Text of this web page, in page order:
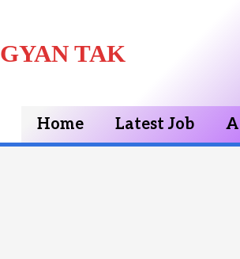
GYAN TAK
Home Latest Job